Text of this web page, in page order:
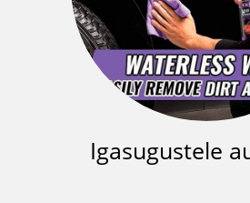
Igasugustele